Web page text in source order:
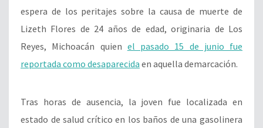
espera de los peritajes sobre la causa de muerte de
Lizeth Flores de 24 años de edad, originaria de Los
Reyes, Michoacán quien el pasado 15 de junio fue
reportada como desaparecida en aquella demarcación.
Tras horas de ausencia, la joven fue localizada en
estado de salud crítico en los baños de una gasolinera